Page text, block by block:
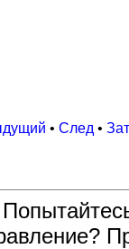
• След •